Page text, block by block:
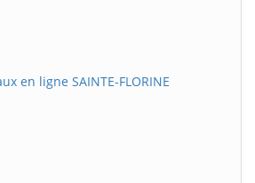
en ligne SAINTE-FLORINE